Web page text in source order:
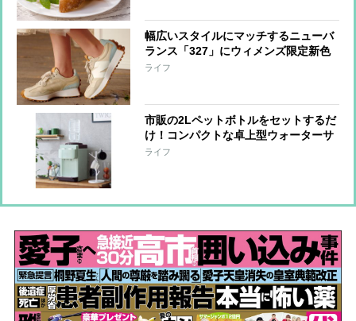
幅広いスタイルにマッチするニューバ
ランス「327」にウィメンズ限定新色
登場！
ライフ
市販の2Lペットボトルをセットするだ
け！コンパクトな卓上型ウォーターサ
ーバーが登場
ライフ